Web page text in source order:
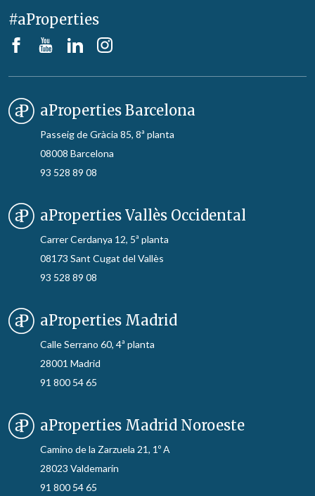
#aProperties
aProperties Barcelona
Passeig de Gràcia 85, 8ª planta
08008 Barcelona
93 528 89 08
aProperties Vallès Occidental
Carrer Cerdanya 12, 5ª planta
08173 Sant Cugat del Vallès
93 528 89 08
aProperties Madrid
Calle Serrano 60, 4ª planta
28001 Madrid
91 800 54 65
aProperties Madrid Noroeste
Camino de la Zarzuela 21, 1º A
28023 Valdemarín
91 800 54 65